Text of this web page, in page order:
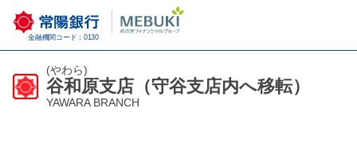
金融機関コード：0130
(やわら)
谷和原支店（守谷支店内へ移転）
YAWARA BRANCH